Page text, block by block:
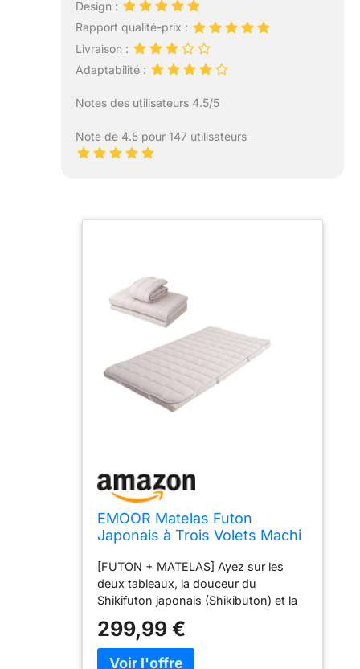
Design :
Rapport qualité-prix :
Livraison :
Adaptabilité :
Notes des utilisateurs 4.5/5
Note de 4.5 pour 147 utilisateurs
EMOOR Matelas Futon
Japonais à Trois Volets Machi
cm Gris, Pliable avec Bandes
Élastiques Soufflet Lavable Lit
D'invité Sol Couchage Tatami
[FUTON + MATELAS] Ayez sur les
deux tableaux, la douceur du
Shikifuton japonais (Shikibuton) et la
type à trois volets est maintenant
disponible pour la série de futons
299,99 €